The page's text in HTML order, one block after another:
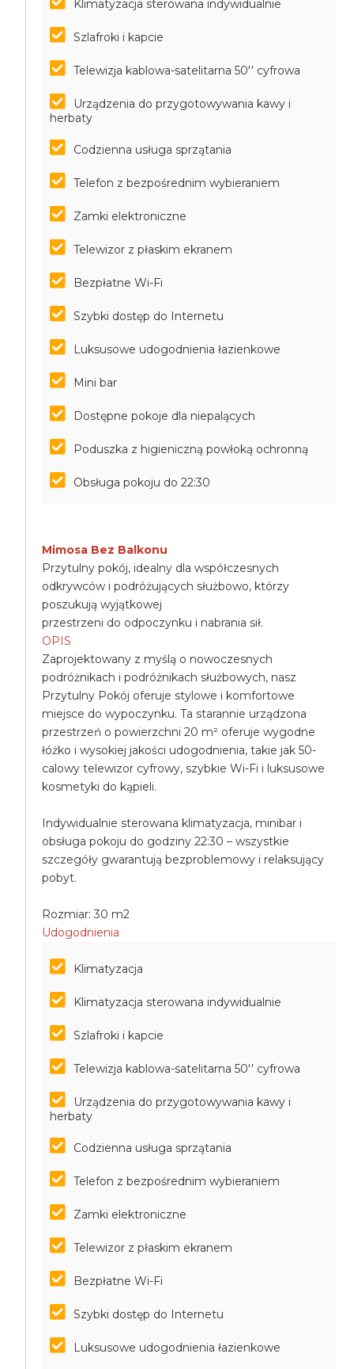
Klimatyzacja sterowana indywidualnie
Szlafroki i kapcie
Telewizja kablowa-satelitarna 50'' cyfrowa
Urządzenia do przygotowywania kawy i
herbaty
Codzienna usługa sprzątania
Telefon z bezpośrednim wybieraniem
Zamki elektroniczne
Telewizor z płaskim ekranem
Bezpłatne Wi-Fi
Szybki dostęp do Internetu
Luksusowe udogodnienia łazienkowe
Mini bar
Dostępne pokoje dla niepalących
Poduszka z higieniczną powłoką ochronną
Obsługa pokoju do 22:30
Mimosa Bez Balkonu
Przytulny pokój, idealny dla współczesnych
odkrywców i podróżujących służbowo, którzy
poszukują wyjątkowej
przestrzeni do odpoczynku i nabrania sił.
OPIS
Zaprojektowany z myślą o nowoczesnych
podróżnikach i podróżnikach służbowych, nasz
Przytulny Pokój oferuje stylowe i komfortowe
miejsce do wypoczynku. Ta starannie urządzona
przestrzeń o powierzchni 20 m² oferuje wygodne
łóżko i wysokiej jakości udogodnienia, takie jak 50-
calowy telewizor cyfrowy, szybkie Wi-Fi i luksusowe
kosmetyki do kąpieli.
Indywidualnie sterowana klimatyzacja, minibar i
obsługa pokoju do godziny 22:30 – wszystkie
szczegóły gwarantują bezproblemowy i relaksujący
pobyt.
Rozmiar: 30 m2
Udogodnienia
Klimatyzacja
Klimatyzacja sterowana indywidualnie
Szlafroki i kapcie
Telewizja kablowa-satelitarna 50'' cyfrowa
Urządzenia do przygotowywania kawy i
herbaty
Codzienna usługa sprzątania
Telefon z bezpośrednim wybieraniem
Zamki elektroniczne
Telewizor z płaskim ekranem
Bezpłatne Wi-Fi
Szybki dostęp do Internetu
Luksusowe udogodnienia łazienkowe